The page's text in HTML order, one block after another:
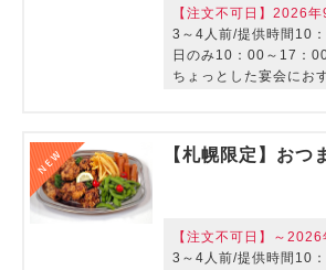
【注文不可日】2026
3～4人前/提供時間10
日のみ10：00～17：00
ちょっとした宴会にお
【注文不可日】～
3～4人前/提供時間10